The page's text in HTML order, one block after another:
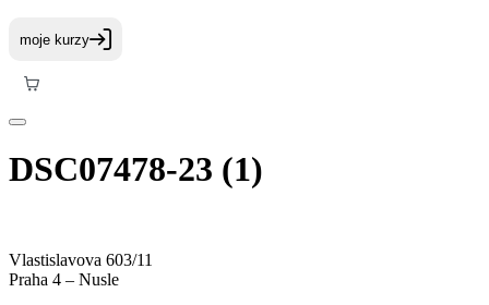
DSC07478-23 (1)
Vlastislavova 603/11
Praha 4 – Nusle